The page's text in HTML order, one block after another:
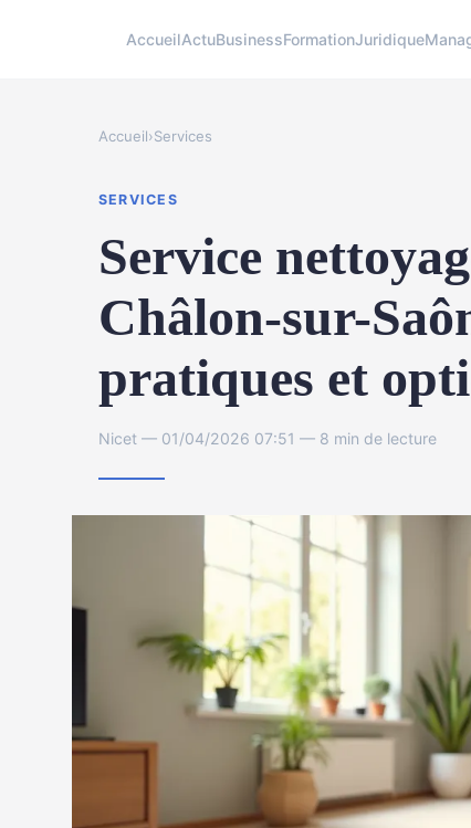
AccueilActuBusinessFormationJuridique
Accueil›Services
SERVICES
Service
Châlon-sur-
pratiques et
Nicet — 01/04/2026 07:51 — 8 min de lecture